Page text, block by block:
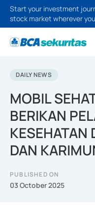
Start your investment
stock market wherever
DAILY NEWS
MOBIL
BERIKAN
KESEHATAN
DAN
PUBLISHED ON
03 October 2025